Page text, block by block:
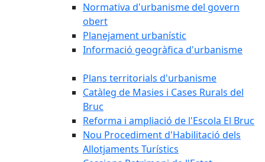
Normativa d'urbanisme del govern
obert
Planejament urbanístic
Informació geogràfica d'urbanisme
Plans territorials d'urbanisme
Catàleg de Masies i Cases Rurals del
Bruc
Reforma i ampliació de l'Escola El Bruc
Nou Procediment d'Habilitació dels
Allotjaments Turístics